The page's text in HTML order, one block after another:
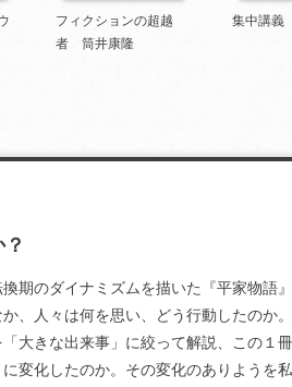
フィクションの超越
者 筒井康隆
集中講義
期のダイナミズムを描いた『平家物語
、人々は何を思い、どう行動したのか
大きな出来事」に絞って解説、この１
変化したのか。その変化のありようを